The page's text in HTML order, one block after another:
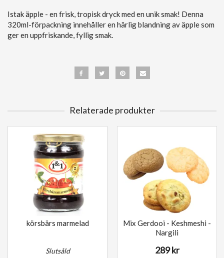
Istak äpple - en frisk, tropisk dryck med en unik smak! Denna
320ml-förpackning innehåller en härlig blandning av äpple som
ger en uppfriskande, fyllig smak.
Relaterade produkter
körsbärs marmelad
Slutsåld
Mix Gerdooi - Keshmeshi -
Nargili
289 kr